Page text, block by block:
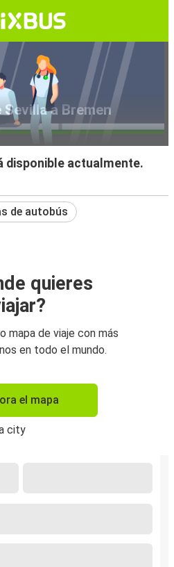
a Bremen
disponible actualmente.
de autobús
quieres
mapa de viaje con más
en todo el mundo.
el mapa